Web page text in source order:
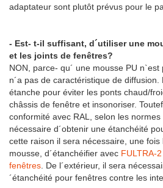
adaptateur sont plutôt prévus pour le
- Est- t-il suffisant, d´utiliser une
et les joints de fenêtres?
NON, parce- qu´ une mousse PU
n´a pas de caractéristique de
étanche pour éviter les ponts chaud/
châssis de fenêtre et insonoriser.
conformité avec RAL, selon les
nécessaire d´obtenir une étanchéité
cette raison il sera nécessaire, une fois
mousse, d´étanchéifier avec FULTRA-
fenêtres . De l´extérieur, il sera
´étanchéité pour fenêtres contre les